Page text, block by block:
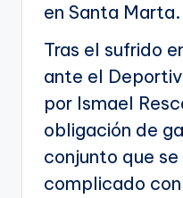
en Santa Marta.
Tras el sufrido
ante el
por Ismael
obligación de
conjunto que
complicado